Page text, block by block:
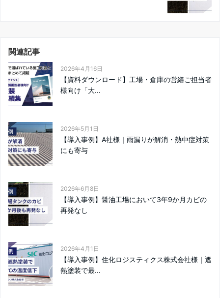
関連記事
2026年4月16日
【資料ダウンロード】工場・倉庫の営繕ご担当者
様向け「大...
2026年5月1日
【導入事例】A社様｜雨漏りが解消・熱中症対策
にも寄与
2026年6月8日
【導入事例】醤油工場において3年9か月カビの
再発なし
2026年4月1日
【導入事例】住化ロジスティクス株式会社様｜遮
熱塗装で最...